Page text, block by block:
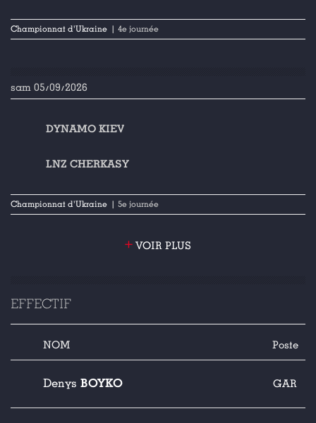
Championnat d'Ukraine | 4e journée
sam 05/09/2026
DYNAMO KIEV
LNZ CHERKASY
Championnat d'Ukraine | 5e journée
+ VOIR PLUS
EFFECTIF
NOM Poste
Denys BOYKO GAR